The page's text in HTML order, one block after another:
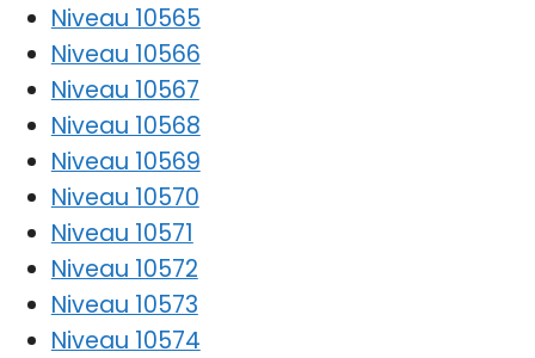
Niveau 10565
Niveau 10566
Niveau 10567
Niveau 10568
Niveau 10569
Niveau 10570
Niveau 10571
Niveau 10572
Niveau 10573
Niveau 10574